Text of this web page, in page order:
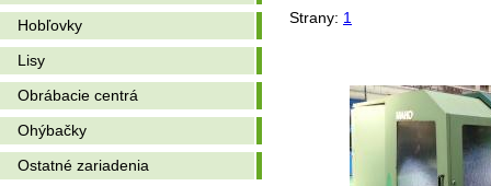
Hobľovky
Lisy
Obrábacie centrá
Ohýbačky
Ostatné zariadenia
Strany: 1